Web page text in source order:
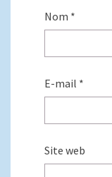
Nom *
E-mail *
Site web